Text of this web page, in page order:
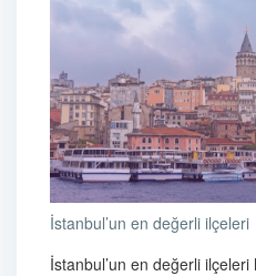
İstanbul’un en değerli ilçeleri
İstanbul’un en değerli